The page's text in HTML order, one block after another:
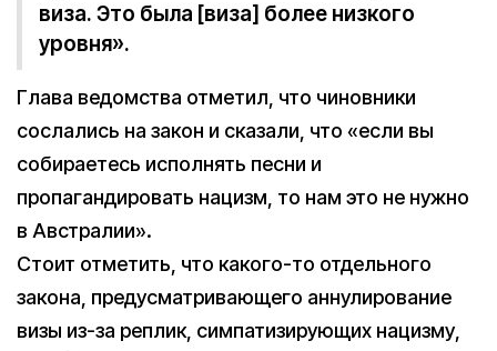
виза. Это была [виза] более низкого
уровня».
Глава ведомства отметил, что чиновники
сослались на закон и сказали, что «если вы
собираетесь исполнять песни и
пропагандировать нацизм, то нам это не нужно
в Австралии».
Стоит отметить, что какого-то отдельного
закона, предусматривающего аннулирование
визы из-за реплик, симпатизирующих нацизму,